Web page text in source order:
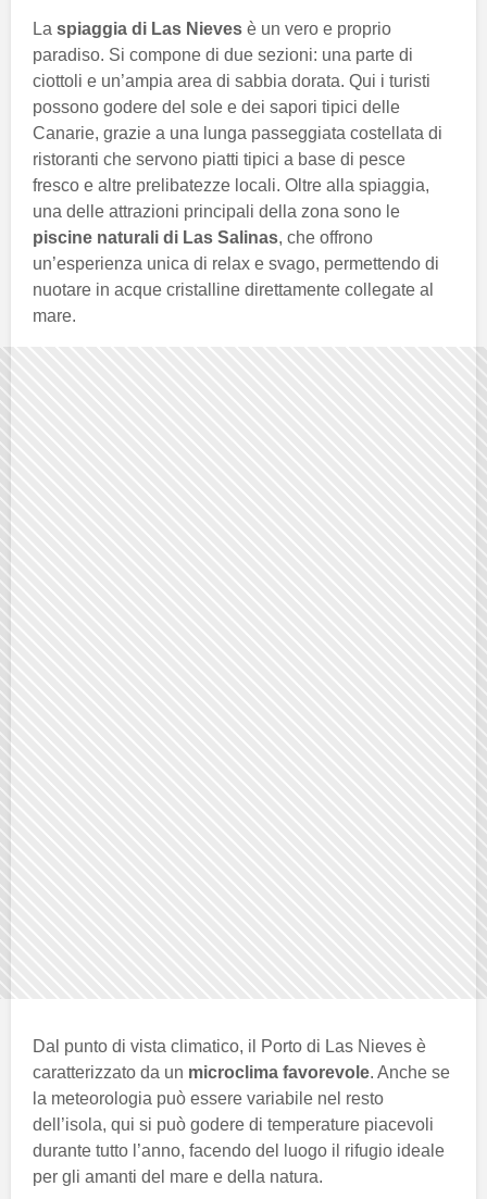
La spiaggia di Las Nieves è un vero e proprio
paradiso. Si compone di due sezioni: una parte di
ciottoli e un’ampia area di sabbia dorata. Qui i turisti
possono godere del sole e dei sapori tipici delle
Canarie, grazie a una lunga passeggiata costellata di
ristoranti che servono piatti tipici a base di pesce
fresco e altre prelibatezze locali. Oltre alla spiaggia,
una delle attrazioni principali della zona sono le
piscine naturali di Las Salinas, che offrono
un’esperienza unica di relax e svago, permettendo di
nuotare in acque cristalline direttamente collegate al
mare.
Dal punto di vista climatico, il Porto di Las Nieves è
caratterizzato da un microclima favorevole. Anche se
la meteorologia può essere variabile nel resto
dell’isola, qui si può godere di temperature piacevoli
durante tutto l’anno, facendo del luogo il rifugio ideale
per gli amanti del mare e della natura.